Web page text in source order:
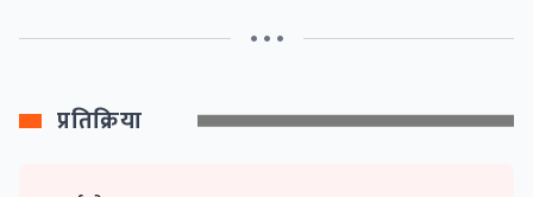
• • •
प्रतिक्रिया